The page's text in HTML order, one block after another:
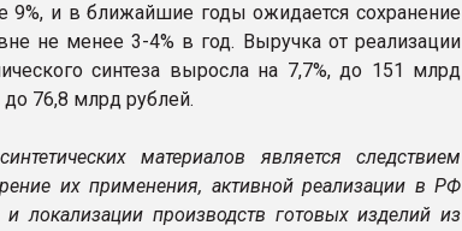
9%, и в ближайшие годы ожидается сохранение
не менее 3-4% в год. Выручка от реализации
синтеза выросла на 7,7%, до 151 млрд
до 76,8 млрд рублей.
материалов является следствием
их применения, активной реализации в РФ
локализации производств готовых изделий из